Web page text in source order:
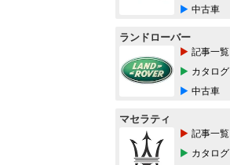
中古車
ランドローバー
記事一覧
カタログ
中古車
マセラティ
記事一覧
カタログ